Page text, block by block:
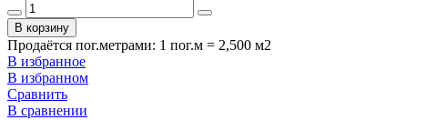
В корзину
Продаётся пог.метрами: 1 пог.м = 2,500 м2
В избранное
В избранном
Сравнить
В сравнении